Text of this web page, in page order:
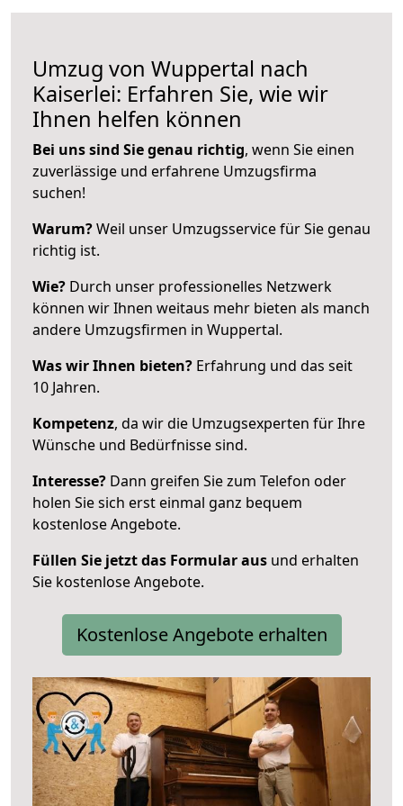
Umzug von Wuppertal nach
Kaiserlei: Erfahren Sie, wie wir
Ihnen helfen können
Bei uns sind Sie genau richtig, wenn Sie einen
zuverlässige und erfahrene Umzugsfirma
suchen!
Warum?Weil unser Umzugsservice für Sie genau
richtig ist.
Wie? Durch unser professionelles Netzwerk
können wir Ihnen weitaus mehr bieten als manch
andere Umzugsfirmen in Wuppertal.
Was wir Ihnen bieten? Erfahrung und das seit
10 Jahren.
Kompetenz, da wir die Umzugsexperten für Ihre
Wünsche und Bedürfnisse sind.
Interesse? Dann greifen Sie zum Telefon oder
holen Sie sich erst einmal ganz bequem
kostenlose Angebote.
Füllen Sie jetzt das Formular aus und erhalten
Sie kostenlose Angebote.
Kostenlose Angebote erhalten